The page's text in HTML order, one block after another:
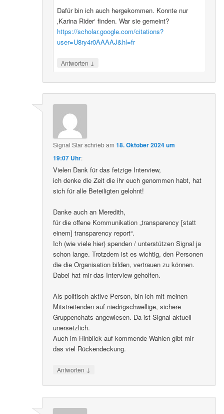
Dafür bin ich auch hergekommen. Konnte nur
‚Karina Rider‘ finden. War sie gemeint?
https://scholar.google.com/citations?
user=U8ry4r0AAAAJ&hl=fr
Antworten ↓
Signal Starschriebam18. Oktober 2024 um
19:07 Uhr:
Vielen Dank für das fetzige Interview,
ich denke die Zeit die ihr euch genommen habt, hat
sich für alle Beteiligten gelohnt!
Danke auch an Meredith,
für die offene Kommunikation „transparency [statt
einem] transparency report“.
Ich (wie viele hier) spenden / unterstützen Signal ja
schon lange. Trotzdem ist es wichtig, den Personen
die die Organisation bilden, vertrauen zu können.
Dabei hat mir das Interview geholfen.
Als politisch aktive Person, bin ich mit meinen
Mitstreitenden auf niedrigschwellige, sichere
Gruppenchats angewiesen. Da ist Signal aktuell
unersetzlich.
Auch im Hinblick auf kommende Wahlen gibt mir
das viel Rückendeckung.
Antworten ↓